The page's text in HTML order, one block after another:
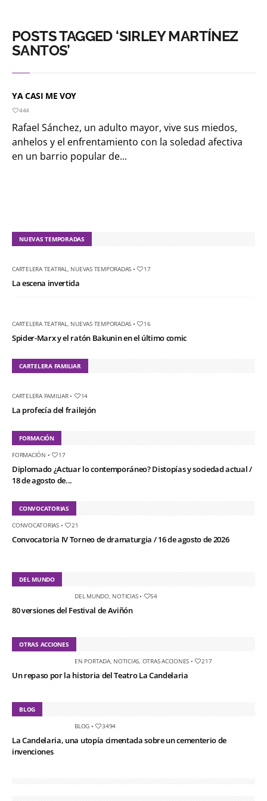
POSTS TAGGED ‘SIRLEY MARTÍNEZ
SANTOS’
YA CASI ME VOY
444
Rafael Sánchez, un adulto mayor, vive sus miedos,
anhelos y el enfrentamiento con la soledad afectiva
en un barrio popular de...
NUEVAS TEMPORADAS
CARTELERA TEATRAL NUEVAS TEMPORADAS • 17
La escena invertida
CARTELERA TEATRAL NUEVAS TEMPORADAS • 16
Spider-Marx y el ratón Bakunin en el último comic
CARTELERA FAMILIAR
CARTELERA FAMILIAR• 14
La profecía del frailejón
FORMACIÓN
FORMACIÓN • 17
Diplomado ¿Actuar lo contemporáneo? Distopías y sociedad actual /
18 de agosto de...
CONVOCATORIAS
CONVOCATORIAS• 21
Convocatoria IV Torneo de dramaturgia / 16 de agosto de 2026
DEL MUNDO
DEL MUNDO, NOTICIAS• 54
80 versiones del Festival de Aviñón
OTRAS ACCIONES
EN PORTADA, NOTICIAS OTRAS ACCIONES • 217
Un repaso por la historia del Teatro La Candelaria
BLOG
BLOG • 3494
La Candelaria, una utopía cimentada sobre un cementerio de
invenciones